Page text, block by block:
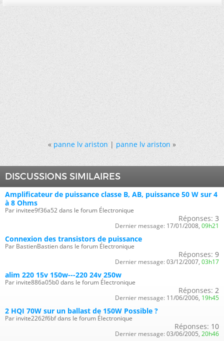
« panne lv ariston|panne lv ariston »
DISCUSSIONS SIMILAIRES
Amplificateur de puissance classe B, AB, puissance 50 W sur 4
à 8 Ohms
Par invitee9f36a52 dans le forum Électronique
Réponses: 3
Dernier message: 17/01/2008, 09h21
Connexion des transistors de puissance
Par BastienBastien dans le forum Électronique
Réponses: 9
Dernier message: 03/12/2007, 03h17
alim 220 15v 150w---220 24v 250w
Par invite886a05b0 dans le forum Électronique
Réponses: 2
Dernier message: 11/06/2006, 19h45
2 HQI 70W sur un ballast de 150W Possible ?
Par invite2262f6bf dans le forum Électronique
Réponses: 10
Dernier message: 03/06/2005, 20h46